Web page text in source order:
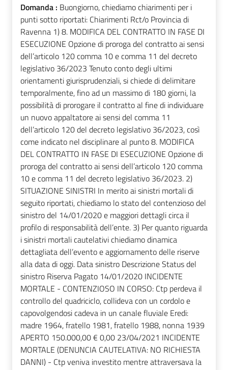
Domanda : Buongiorno, chiediamo chiarimenti per i
punti sotto riportati: Chiarimenti Rct/o Provincia di
Ravenna 1) 8. MODIFICA DEL CONTRATTO IN FASE DI
ESECUZIONE Opzione di proroga del contratto ai sensi
dell’articolo 120 comma 10 e comma 11 del decreto
legislativo 36/2023 Tenuto conto degli ultimi
orientamenti giurisprudenziali, si chiede di delimitare
temporalmente, fino ad un massimo di 180 giorni, la
possibilità di prorogare il contratto al fine di individuare
un nuovo appaltatore ai sensi del comma 11
dell’articolo 120 del decreto legislativo 36/2023, così
come indicato nel disciplinare al punto 8. MODIFICA
DEL CONTRATTO IN FASE DI ESECUZIONE Opzione di
proroga del contratto ai sensi dell’articolo 120 comma
10 e comma 11 del decreto legislativo 36/2023. 2)
SITUAZIONE SINISTRI In merito ai sinistri mortali di
seguito riportati, chiediamo lo stato del contenzioso del
sinistro del 14/01/2020 e maggiori dettagli circa il
profilo di responsabilità dell’ente. 3) Per quanto riguarda
i sinistri mortali cautelativi chiediamo dinamica
dettagliata dell’evento e aggiornamento delle riserve
alla data di oggi. Data sinistro Descrizione Status del
sinistro Riserva Pagato 14/01/2020 INCIDENTE
MORTALE - CONTENZIOSO IN CORSO: Ctp perdeva il
controllo del quadriciclo, collideva con un cordolo e
capovolgendosi cadeva in un canale fluviale Eredi:
madre 1964, fratello 1981, fratello 1988, nonna 1939
APERTO 150.000,00 € 0,00 23/04/2021 INCIDENTE
MORTALE (DENUNCIA CAUTELATIVA: NO RICHIESTA
DANNI) - Ctp veniva investito mentre attraversava la